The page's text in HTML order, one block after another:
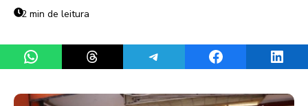
2 min de leitura
Share on WhatsAppShare on ThreadsShare on TelegramShare on Facebook